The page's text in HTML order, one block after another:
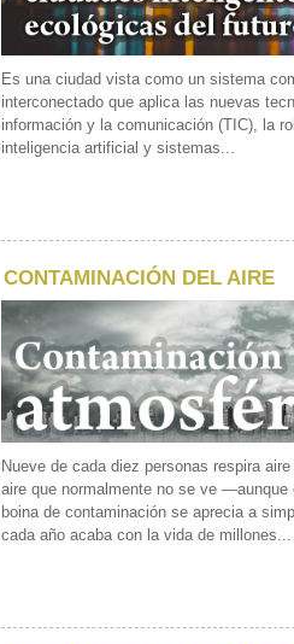
Es una ciudad vista como un sistema
interconectado que aplica las nuevas
información y la comunicación (TIC), la
inteligencia artificial y sistemas...
CONTAMINACIÓN DEL AIRE
Nueve de cada diez personas respira
aire que normalmente no se ve —aunque
boina de contaminación se aprecia a
cada año acaba con la vida de millones...